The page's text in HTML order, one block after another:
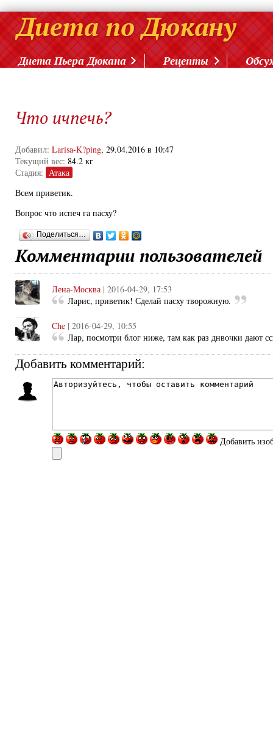
Диета Пьера Дюкана Рецепты
Что ичпечь?
Добавил: Larisa-K?ping, 29.04.2016 в 10:47
Текущий вес: 84.2 кг
Стадия: Атака
Всем приветик.
Вопрос что испеч га пасху?
Поделиться…
Комментарии пользователей
Лена-Москва | 2016-04-29, 17:53
Ларис, приветик! Сделай пасху творожную.
Che | 2016-04-29, 10:55
Лар, посмотри блог ниже, там как раз днвочки дают
Добавить комментарий:
Добавить